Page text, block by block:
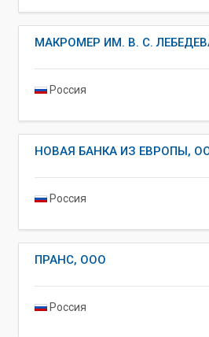
МАКРОМЕР ИМ. В. С.
Россия
НОВАЯ БАНКА ИЗ ЕВРОПЫ,
Россия
ПРАНС, ООО
Россия